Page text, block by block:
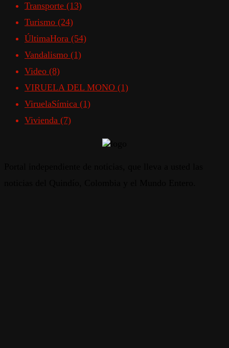
Transporte (13)
Turismo (24)
ÚltimaHora (54)
Vandalismo (1)
Video (8)
VIRUELA DEL MONO (1)
ViruelaSímica (1)
Vivienda (7)